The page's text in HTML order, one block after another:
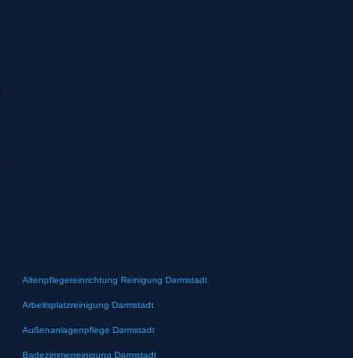
Altenpflegereinrichtung Reinigung Darmstadt
Arbeitsplatzreinigung Darmstadt
Außenanlagenpflege Darmstadt
Badezimmerreinigung Darmstadt